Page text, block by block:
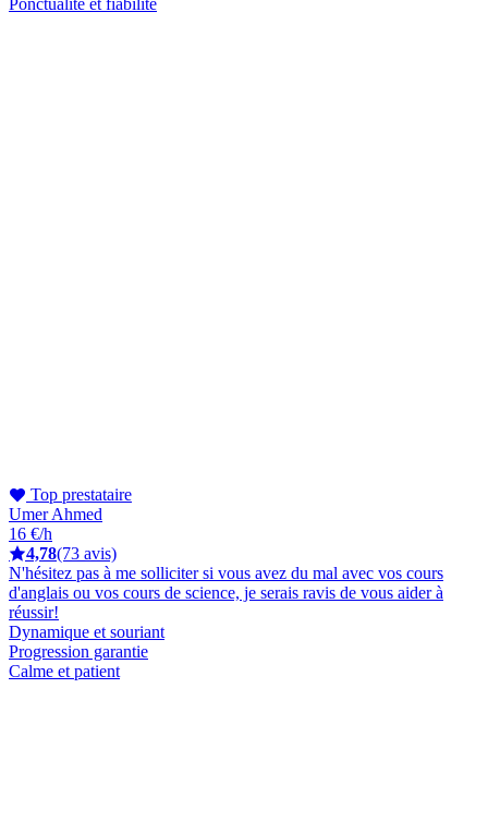
Top prestataire
Umer Ahmed
16 €/h
4,78(73 avis)
N'hésitez pas à me solliciter si vous avez du mal avec vos cours
d'anglais ou vos cours de science, je serais ravis de vous aider à
réussir!
Dynamique et souriant
Progression garantie
Calme et patient